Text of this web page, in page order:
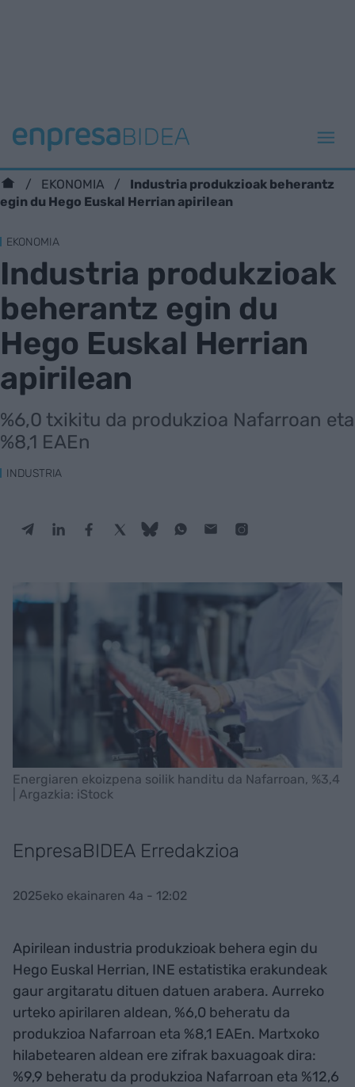
EKONOMIA
Industria produkzioak beherantz
egin du Hego Euskal Herrian apirilean
EKONOMIA
Industria produkzioak
beherantz egin du
Hego Euskal Herrian
apirilean
%6,0 txikitu da produkzioa Nafarroan eta
%8,1 EAEn
INDUSTRIA
Energiaren ekoizpena soilik handitu da Nafarroan, %3,4
| Argazkia: iStock
EnpresaBIDEA Erredakzioa
2025eko ekainaren 4a - 12:02
Apirilean industria produkzioak behera egin du
Hego Euskal Herrian, INE estatistika erakundeak
gaur argitaratu dituen datuen arabera. Aurreko
urteko apirilaren aldean, %6,0 beheratu da
produkzioa Nafarroan eta %8,1 EAEn. Martxoko
hilabetearen aldean ere zifrak baxuagoak dira:
%9,9 beheratu da produkzioa Nafarroan eta %12,6